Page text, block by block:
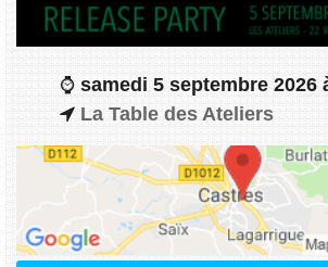
samedi 5 septembre 2026
La Table des Ateliers